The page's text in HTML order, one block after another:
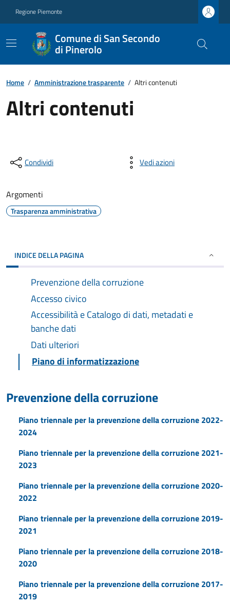
Regione Piemonte
Comune di San Secondo
di Pinerolo
Home / Amministrazione trasparente / Altri contenuti
Altri contenuti
Condividi Vedi azioni
Argomenti
Trasparenza amministrativa
INDICE DELLA PAGINA
Prevenzione della corruzione
Accesso civico
Accessibilità e Catalogo di dati, metadati e
banche dati
Dati ulteriori
Piano di informatizzazione
Prevenzione della corruzione
Piano triennale per la prevenzione della corruzione 2022-
2024
Piano triennale per la prevenzione della corruzione 2021-
2023
Piano triennale per la prevenzione della corruzione 2020-
2022
Piano triennale per la prevenzione della corruzione 2019-
2021
Piano triennale per la prevenzione della corruzione 2018-
2020
Piano triennale per la prevenzione della corruzione 2017-
2019